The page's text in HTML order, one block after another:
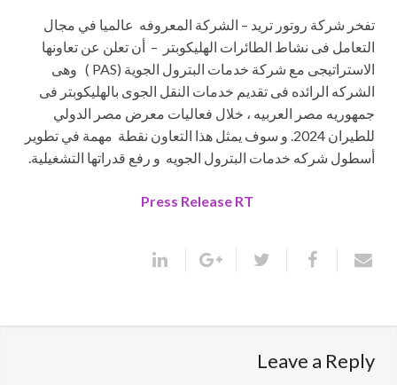
تفخر شركة روتور تريد – الشركة المعروفه عالميا في مجال
التعامل فى نشاط الطائرات الهليكوبتر – أن تعلن عن تعاونها
الاستراتيجى مع شركة خدمات البترول الجوية (PAS ) وهى
الشركه الرائده فى تقديم خدمات النقل الجوى بالهليكوبتر فى
جمهوريه مصر العربيه ، خلال فعاليات معرض مصر الدولي
للطيران 2024. و سوف يمثل هذا التعاون نقطة مهمة في تطوير
أسطول شركه خدمات البترول الجويه و رفع قدراتها التشغيلية.
Press Release RT
Leave a Reply